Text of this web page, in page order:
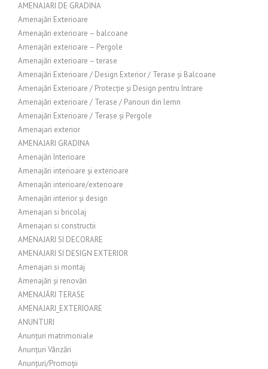
AMENAJARI DE GRADINA
Amenajări Exterioare
Amenajări exterioare – balcoane
Amenajări exterioare – Pergole
Amenajări exterioare – terase
Amenajări Exterioare / Design Exterior / Terase și Balcoane
Amenajări Exterioare / Protecție și Design pentru Intrare
Amenajări exterioare / Terase / Panouri din lemn
Amenajări Exterioare / Terase și Pergole
Amenajari exterior
AMENAJARI GRADINA
Amenajări Interioare
Amenajări interioare și exterioare
Amenajări interioare/exterioare
Amenajări interior și design
Amenajari si bricolaj
Amenajari si constructii
AMENAJARI SI DECORARE
AMENAJARI SI DESIGN EXTERIOR
Amenajari si montaj
Amenajări și renovări
AMENAJĂRI TERASE
AMENAJARI_EXTERIOARE
ANUNTURI
Anunțuri matrimoniale
Anunțuri Vânzări
Anunțuri/Promoții